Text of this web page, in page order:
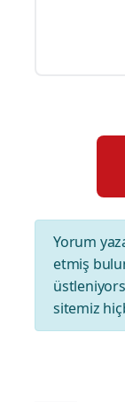
Yorum
etmiş
sitemiz